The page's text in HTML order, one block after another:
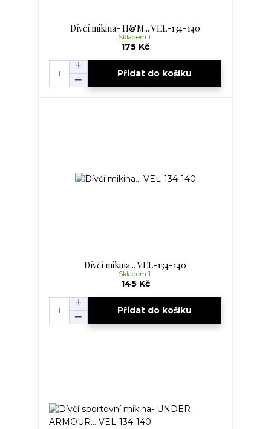
Dívčí mikina- H&M... VEL-134-140
175 Kč
Skladem 1
Přidat do košíku
Dívčí mikina... VEL-134-140
145 Kč
Skladem 1
Přidat do košíku